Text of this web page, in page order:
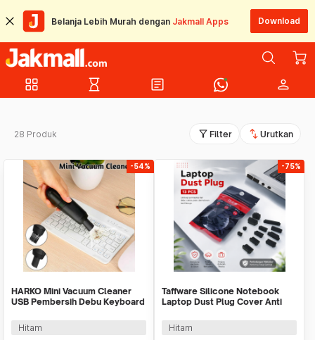
Belanja Lebih Murah dengan Jakmall Apps Download
grid_view hourglass_empty article person
28 Produk filter_alt Filter swap_vert Urutkan
-54%
HARKO Mini Vacuum Cleaner
USB Pembersih Debu Keyboard
Hitam
-75%
Taffware Silicone Notebook
Laptop Dust Plug Cover Anti
Hitam